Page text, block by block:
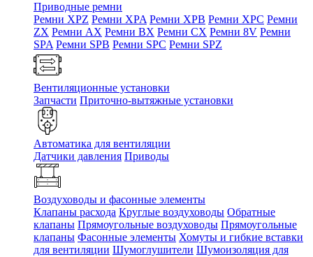
Приводные ремни
Ремни XPZ Ремни XPA Ремни XPB Ремни XPC Ремни
ZX Ремни AX Ремни BX Ремни CX Ремни 8V Ремни
SPA Ремни SPB Ремни SPC Ремни SPZ
Вентиляционные установки
Запчасти Приточно-вытяжные установки
Автоматика для вентиляции
Датчики давления Приводы
Воздуховоды и фасонные элементы
Клапаны расхода Круглые воздуховоды Обратные
клапаны Прямоугольные воздуховоды Прямоугольные
клапаны Фасонные элементы Хомуты и гибкие вставки
для вентиляции Шумоглушители Шумоизоляция для